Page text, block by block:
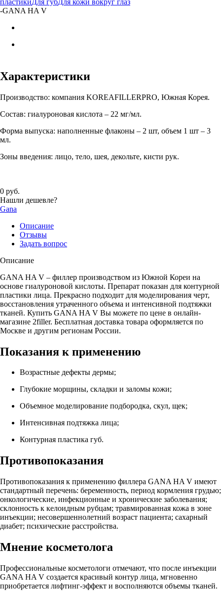
-GANA HA V
Характеристики
Производство: компания KOREAFILLERPRO, Южная Корея.
Состав: гиалуроновая кислота – 22 мг/мл.
Форма выпуска: наполненные флаконы – 2 шт, объем 1 шт – 3
мл.
Зоны введения: лицо, тело, шея, декольте, кисти рук.
0 руб.
Нашли дешевле?
Gana
Описание
Отзывы
Задать вопрос
Описание
GANA HA V – филлер производством из Южной Кореи на
основе гиалуроновой кислоты. Препарат показан для контурной
пластики лица. Прекрасно подходит для моделирования черт,
восстановления утраченного объема и интенсивной подтяжки
тканей. Купить GANA HA V Вы можете по цене в онлайн-
магазине 2filler. Бесплатная доставка товара оформляется по
Москве и другим регионам России.
Показания к применению
Возрастные дефекты дермы;
Глубокие морщины, складки и заломы кожи;
Объемное моделирование подбородка, скул, щек;
Интенсивная подтяжка лица;
Контурная пластика губ.
Противопоказания
Противопоказания к применению филлера GANA HA V имеют
стандартный перечень: беременность, период кормления грудью;
онкологические, инфекционные и хронические заболевания;
склонность к келоидным рубцам; травмированная кожа в зоне
инъекции; несовершеннолетний возраст пациента; сахарный
диабет; психические расстройства.
Мнение косметолога
Профессиональные косметологи отмечают, что после инъекции
GANA HA V создается красивый контур лица, мгновенно
приобретается лифтинг-эффект и восполняются объемы тканей.